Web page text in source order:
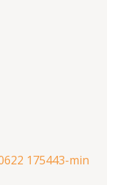
175443-min